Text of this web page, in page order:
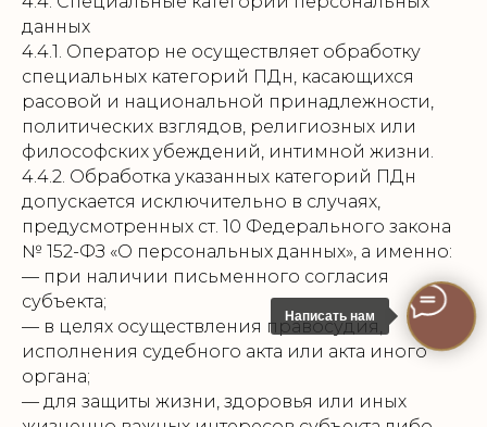
данных
4.4.1. Оператор не осуществляет обработку
специальных категорий ПДн, касающихся
расовой и национальной принадлежности,
политических взглядов, религиозных или
философских убеждений, интимной жизни.
4.4.2. Обработка указанных категорий ПДн
допускается исключительно в случаях,
предусмотренных ст. 10 Федерального закона
№ 152-ФЗ «О персональных данных», а именно:
— при наличии письменного согласия
субъекта;
— в целях осуществления правосудия,
исполнения судебного акта или акта иного
органа;
— для защиты жизни, здоровья или иных
Написать нам